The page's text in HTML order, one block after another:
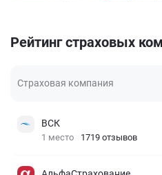
Рейтинг страховых
Страховая компания
ВСК
1 место 1719 отзывов